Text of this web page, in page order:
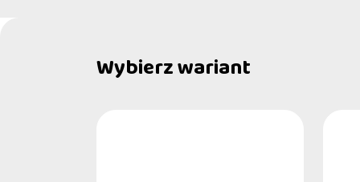
Wybierz wariant